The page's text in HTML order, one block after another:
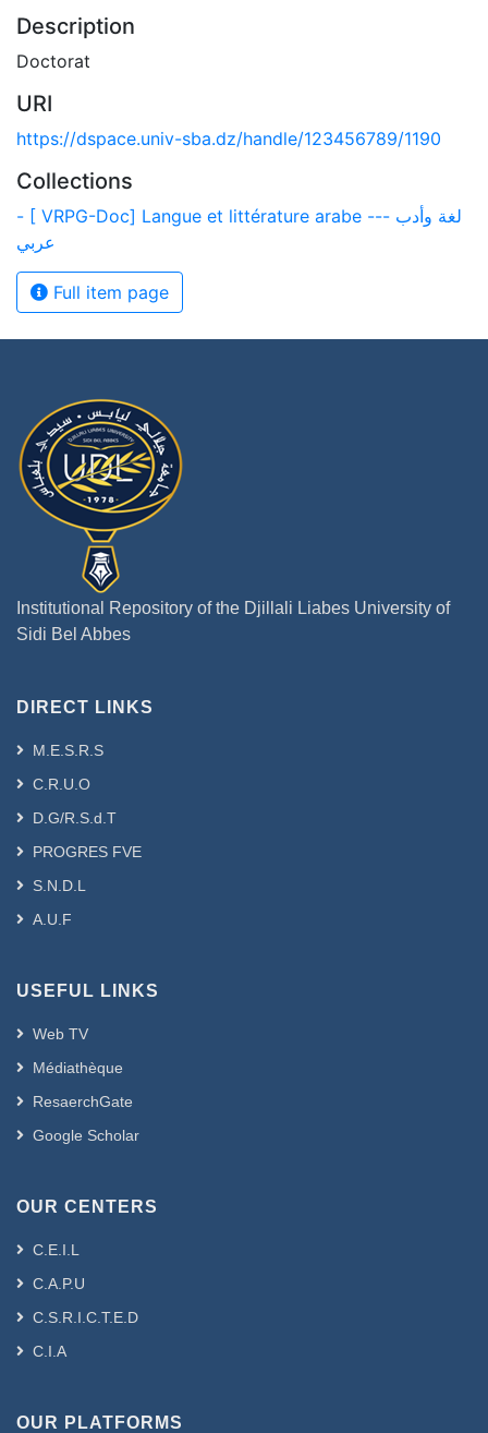
Description
Doctorat
URI
https://dspace.univ-sba.dz/handle/123456789/1190
Collections
- [ VRPG-Doc] Langue et littérature arabe --- لغة وأدب
عربي
Full item page
Institutional Repository of the Djillali Liabes University of
Sidi Bel Abbes
DIRECT LINKS
M.E.S.R.S
C.R.U.O
D.G/R.S.d.T
PROGRES FVE
S.N.D.L
A.U.F
USEFUL LINKS
Web TV
Médiathèque
ResaerchGate
Google Scholar
OUR CENTERS
C.E.I.L
C.A.P.U
C.S.R.I.C.T.E.D
C.I.A
OUR PLATFORMS